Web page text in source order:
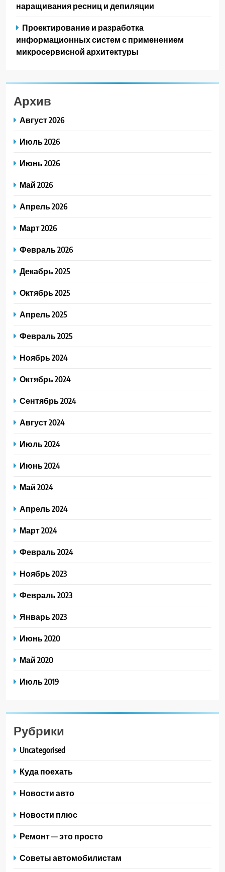
наращивания ресниц и депиляции
Проектирование и разработка
информационных систем с применением
микросервисной архитектуры
Архив
Август 2026
Июль 2026
Июнь 2026
Май 2026
Апрель 2026
Март 2026
Февраль 2026
Декабрь 2025
Октябрь 2025
Апрель 2025
Февраль 2025
Ноябрь 2024
Октябрь 2024
Сентябрь 2024
Август 2024
Июль 2024
Июнь 2024
Май 2024
Апрель 2024
Март 2024
Февраль 2024
Ноябрь 2023
Февраль 2023
Январь 2023
Июнь 2020
Май 2020
Июль 2019
Рубрики
Uncategorised
Куда поехать
Новости авто
Новости плюс
Ремонт — это просто
Советы автомобилистам